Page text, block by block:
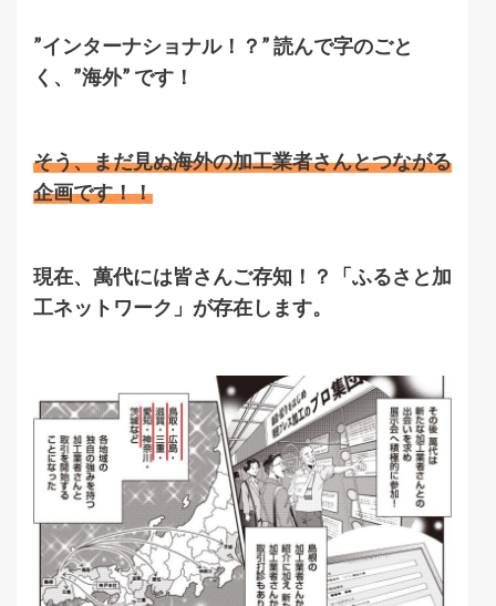
”インターナショナル！？” 読んで字のごと
く、”海外” です！
そう、まだ見ぬ海外の加工業者さんとつながる
企画です！！
現在、萬代には皆さんご存知！？「ふるさと加
工ネットワーク」が存在します。